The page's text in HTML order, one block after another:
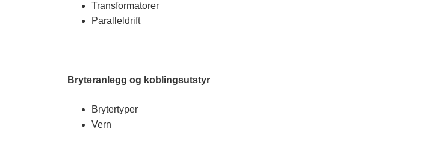
Transformatorer
Paralleldrift
Bryteranlegg og koblingsutstyr
Brytertyper
Vern